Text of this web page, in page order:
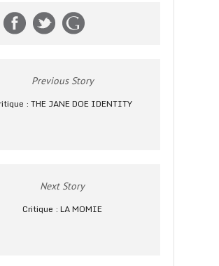
Previous Story
: THE JANE DOE IDENTITY
Next Story
Critique : LA MOMIE